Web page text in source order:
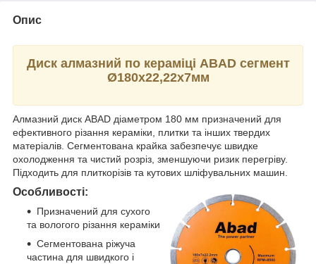
Опис
Диск алмазний по кераміці ABAD сегмент
Ø180х22,22х7мм
Алмазний диск ABAD діаметром 180 мм призначений для
ефективного різання кераміки, плитки та інших твердих
матеріалів. Сегментована крайка забезпечує швидке
охолодження та чистий розріз, зменшуючи ризик перегріву.
Підходить для плиткорізів та кутових шліфувальних машин.
Особливості:
Призначений для сухого
та вологого різання кераміки
Сегментована ріжуча
частина для швидкого і